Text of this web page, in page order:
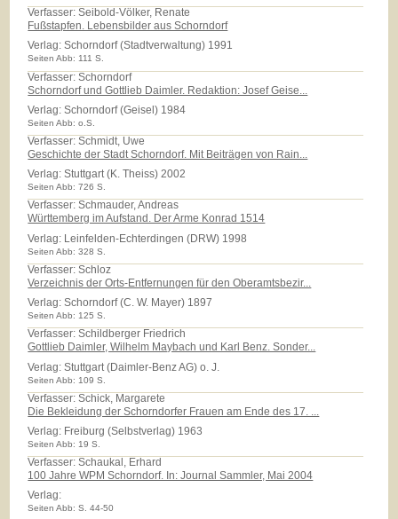
Verfasser: Seibold-Völker, Renate
Fußstapfen. Lebensbilder aus Schorndorf
Verlag:Schorndorf (Stadtverwaltung) 1991
Seiten Abb: 111 S.
Verfasser: Schorndorf
Schorndorf und Gottlieb Daimler. Redaktion: Josef Geise...
Verlag:Schorndorf (Geisel) 1984
Seiten Abb: o.S.
Verfasser: Schmidt, Uwe
Geschichte der Stadt Schorndorf. Mit Beiträgen von Rain...
Verlag:Stuttgart (K. Theiss) 2002
Seiten Abb: 726 S.
Verfasser: Schmauder, Andreas
Württemberg im Aufstand. Der Arme Konrad 1514
Verlag: Leinfelden-Echterdingen (DRW) 1998
Seiten Abb: 328 S.
Verfasser: Schloz
Verzeichnis der Orts-Entfernungen für den Oberamtsbezir...
Verlag:Schorndorf (C. W. Mayer) 1897
Seiten Abb: 125 S.
Verfasser: Schildberger Friedrich
Gottlieb Daimler, Wilhelm Maybach und Karl Benz. Sonder...
Verlag:Stuttgart (Daimler-Benz AG) o. J.
Seiten Abb: 109 S.
Verfasser: Schick, Margarete
Die Bekleidung der Schorndorfer Frauen am Ende des 17. ...
Verlag: Freiburg (Selbstverlag) 1963
Seiten Abb: 19 S.
Verfasser: Schaukal, Erhard
100 Jahre WPM Schorndorf. In: Journal Sammler, Mai 2004
Verlag:
Seiten Abb: S. 44-50